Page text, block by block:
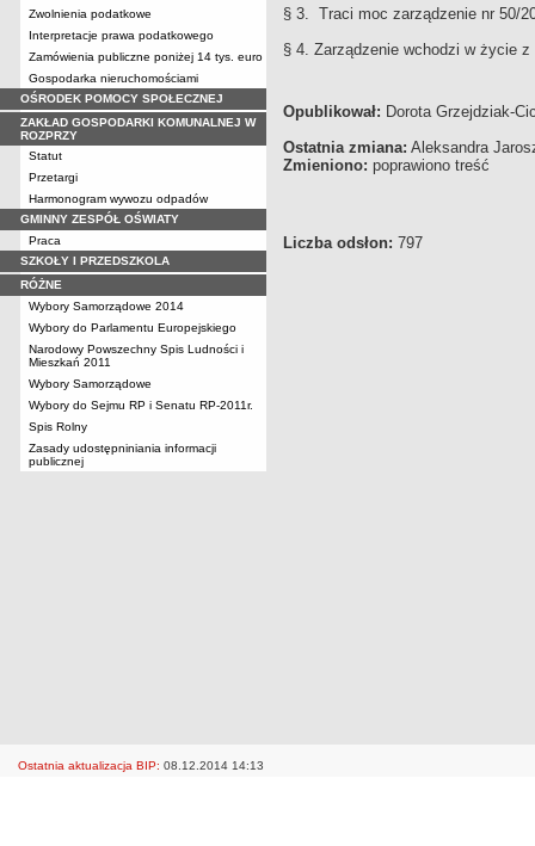
Zwolnienia podatkowe
Interpretacje prawa podatkowego
Zamówienia publiczne poniżej 14 tys. euro
Gospodarka nieruchomościami
OŚRODEK POMOCY SPOŁECZNEJ
ZAKŁAD GOSPODARKI KOMUNALNEJ W
ROZPRZY
Statut
Przetargi
Harmonogram wywozu odpadów
GMINNY ZESPÓŁ OŚWIATY
Praca
SZKOŁY I PRZEDSZKOLA
RÓŻNE
Wybory Samorządowe 2014
Wybory do Parlamentu Europejskiego
Narodowy Powszechny Spis Ludności i
Mieszkań 2011
Wybory Samorządowe
Wybory do Sejmu RP i Senatu RP-2011r.
Spis Rolny
Zasady udostępniniania informacji
publicznej
§ 3. Traci moc zarządzenie nr 50/
§ 4. Zarządzenie wchodzi w życie z
Opublikował: Dorota Grzejdziak-
Ostatnia zmiana: Aleksandra
Zmieniono: poprawiono treść
Liczba odsłon: 797
Ostatnia aktualizacja BIP: 08.12.2014 14:13